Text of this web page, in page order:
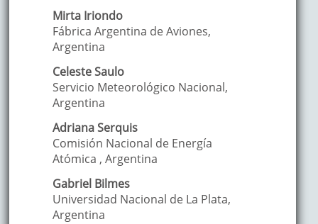
Mirta Iriondo
Fábrica Argentina de Aviones,
Argentina
CelesteSaulo
Servicio Meteorológico Nacional,
Argentina
AdrianaSerquis
Comisión Nacional de Energía
Atómica , Argentina
Gabriel Bilmes
Universidad Nacional de La Plata,
Argentina